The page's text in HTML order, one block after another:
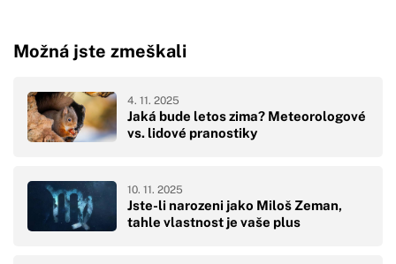
Možná jste zmeškali
Jaká bude letos zima? Meteorologové
vs. lidové pranostiky
4. 11. 2025
Jste-li narozeni jako Miloš Zeman,
tahle vlastnost je vaše plus
10. 11. 2025